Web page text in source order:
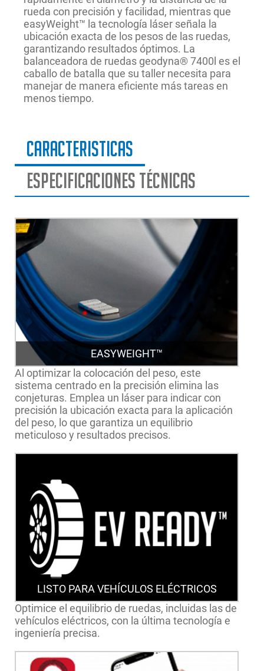
rueda con precisión y facilidad, mientras que
easyWeight™ la tecnología láser señala la
ubicación exacta de los pesos de las ruedas,
garantizando resultados óptimos. La
balanceadora de ruedas geodyna® 7400l es el
caballo de batalla que su taller necesita para
manejar de manera eficiente más tareas en
menos tiempo.
Caracteristicas
Especificaciones técnicas
EASYWEIGHT™
Al optimizar la colocación del peso, este
sistema centrado en la precisión elimina las
conjeturas. Emplea un láser para indicar con
precisión la ubicación exacta para la aplicación
del peso, lo que garantiza un equilibrio
meticuloso y resultados precisos.
LISTO PARA VEHÍCULOS ELÉCTRICOS
Optimice el equilibrio de ruedas, incluidas las de
vehículos eléctricos, con la última tecnología e
ingeniería precisa.